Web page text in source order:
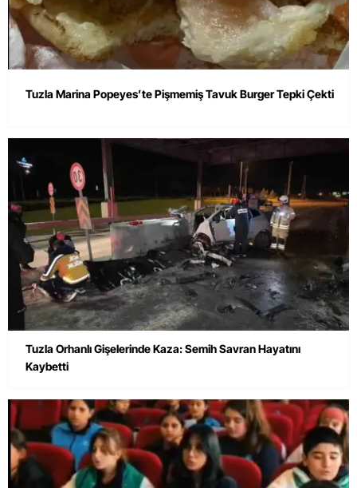
Tuzla Marina Popeyes’te Pişmemiş Tavuk Burger Tepki Çekti
Tuzla Orhanlı Gişelerinde Kaza: Semih Savran Hayatını
Kaybetti